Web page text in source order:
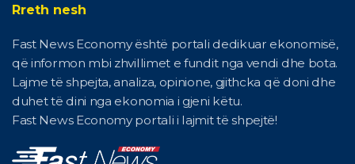
Rreth nesh
Fast News Economy është portali dedikuar ekonomisë,
që informon mbi zhvillimet e fundit nga vendi dhe bota.
Lajme të shpejta, analiza, opinione, gjithcka që doni dhe
duhet të dini nga ekonomia i gjeni këtu.
Fast News Economy portali i lajmit të shpejtë!